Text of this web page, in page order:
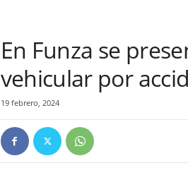
En Funza se
vehicular por
19 febrero, 2024